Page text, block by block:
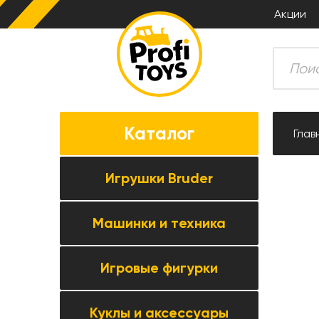
Акции
Каталог
Игрушки Bruder
Все товары категории →
Комбайны
Тракторы
Прицепная техника
Машинки и техника
Все товары категории →
Коллекционные модели
Игровые фигурки
Все товары категории →
Куклы и аксессуары